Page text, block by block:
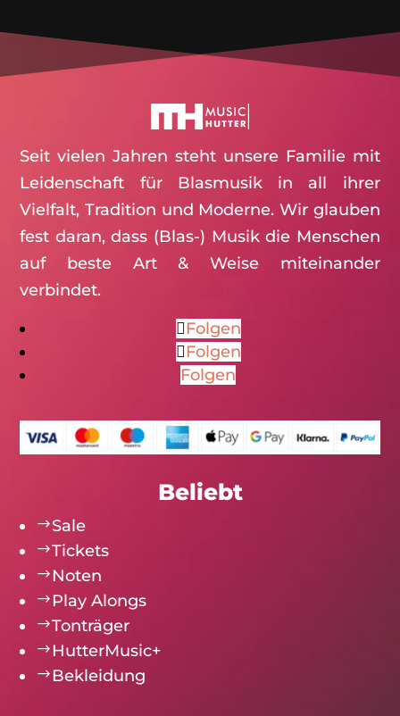
Seit vielen Jahren steht unsere Familie mit
Leidenschaft für Blasmusik in all ihrer
Vielfalt, Tradition und Moderne. Wir glauben
fest daran, dass (Blas-) Musik die Menschen
auf beste Art & Weise miteinander
verbindet.
Folgen
Folgen
Folgen
Beliebt
$Sale
$Tickets
$ Noten
$ Play Alongs
$Tonträger
$ HutterMusic+
$ Bekleidung